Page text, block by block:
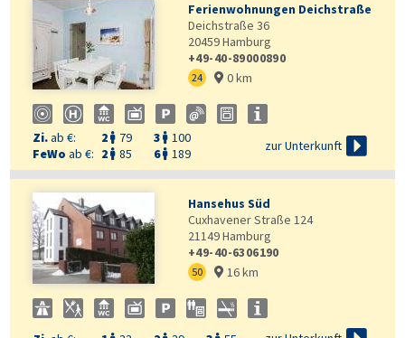

Ferienwohnungen Deichstraße
Deichstraße 36
20459Hamburg
+49-40-89000890
24  0 km
Zi.ab €: 2  79 3  100
FeWo ab €: 2  85 6 189
zur Unterkunft 
Hansehus Süd
Cuxhavener Straße 124
21149Hamburg
+49-40-6306190
50  16 km